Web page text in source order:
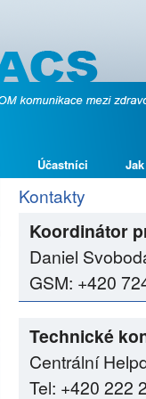
Účastníci
Kontakty
Koordinátor
Daniel
GSM: +420
Technické
Centrální
Tel: +420 222